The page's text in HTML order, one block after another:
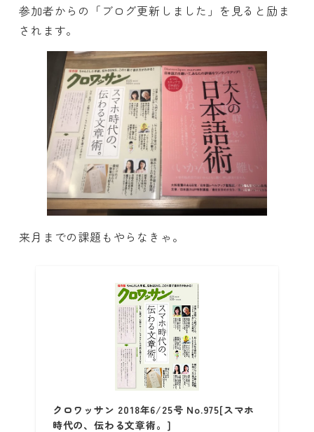
参加者からの「ブログ更新しました」を見ると励ま
されます。
来月までの課題もやらなきゃ。
クロワッサン 2018年6/25号 No.975[スマホ
時代の、伝わる文章術。]